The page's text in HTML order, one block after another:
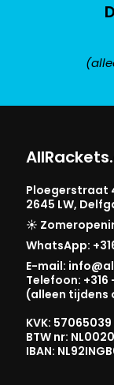
Ploegerstraat
2645 LW,
☀️
WhatsApp:
E-mail:
Telefoon: +316
(alleen tijdens
KVK: 57065039
BTW nr:
IBAN: